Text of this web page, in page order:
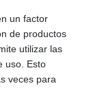
un factor
de productos
utilizar las
uso. Esto
veces para